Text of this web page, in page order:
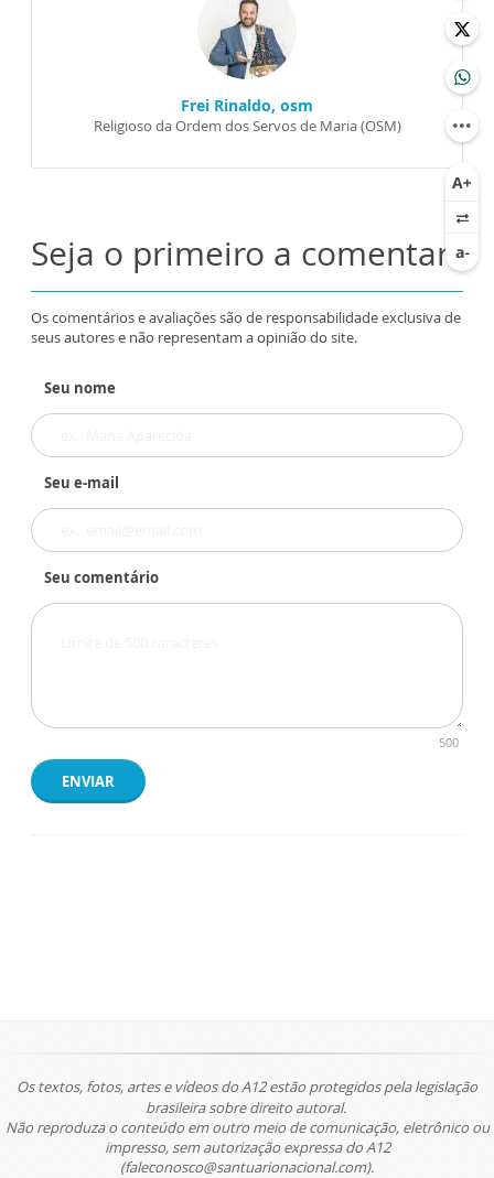
Frei Rinaldo, osm
Religioso da Ordem dos Servos de Maria (OSM)
Seja o primeiro a comentar
Os comentários e avaliações são de responsabilidade exclusiva de
seus autores e não representam a opinião do site.
Seu nome
Seu e-mail
Seu comentário
500
ENVIAR
Os textos, fotos, artes e vídeos do A12 estão protegidos pela legislação
brasileira sobre direito autoral.
Não reproduza o conteúdo em outro meio de comunicação, eletrônico ou
impresso, sem autorização expressa do A12
(faleconosco@santuarionacional.com).